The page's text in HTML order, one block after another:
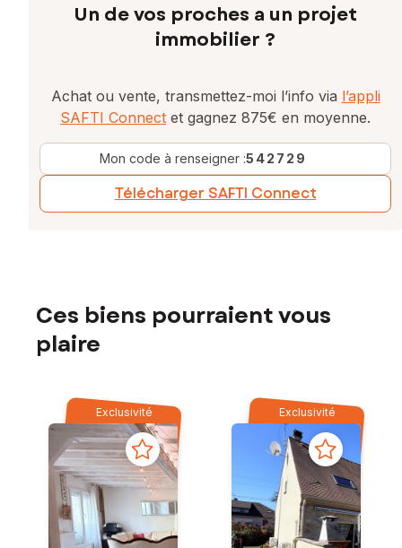
Un de vos proches a un projet
immobilier ?
Achat ou vente, transmettez-moi l’info via l’appli
SAFTI Connect et gagnez 875€ en moyenne.
Mon code à renseigner :542729
Télécharger SAFTI Connect
Ces biens pourraient vous
plaire
Exclusivité Exclusivité